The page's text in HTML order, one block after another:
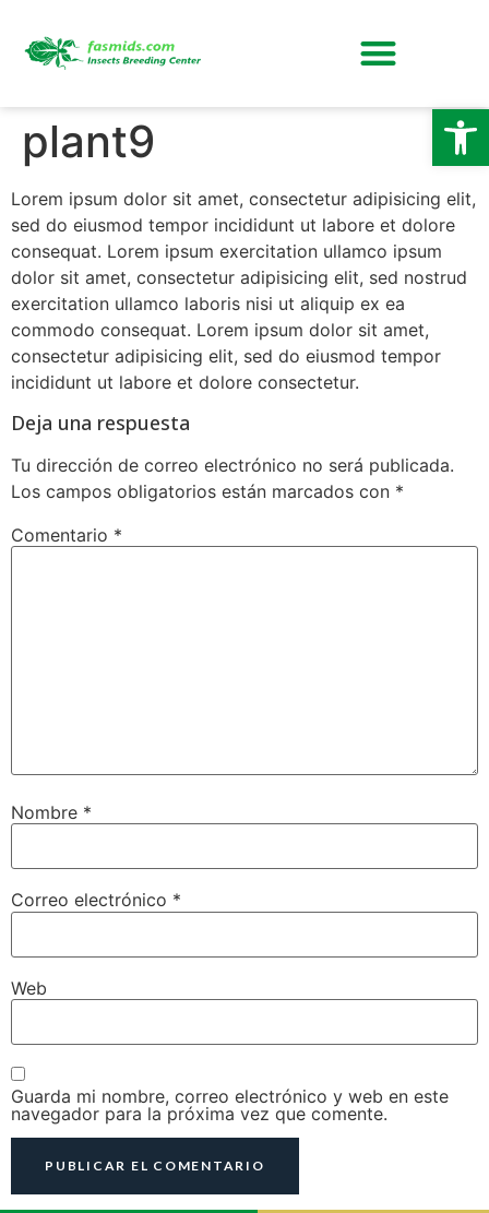
Abrir
plant9
Lorem ipsum dolor sit amet, consectetur adipisicing elit,
sed do eiusmod tempor incididunt ut labore et dolore
consequat. Lorem ipsum exercitation ullamco ipsum
dolor sit amet, consectetur adipisicing elit, sed nostrud
exercitation ullamco laboris nisi ut aliquip ex ea
commodo consequat. Lorem ipsum dolor sit amet,
consectetur adipisicing elit, sed do eiusmod tempor
incididunt ut labore et dolore consectetur.
Deja una respuesta
Tu dirección de correo electrónico no será publicada.
Los campos obligatorios están marcados con *
Comentario *
Nombre *
Correo electrónico *
Web
Guarda mi nombre, correo electrónico y web en este
navegador para la próxima vez que comente.